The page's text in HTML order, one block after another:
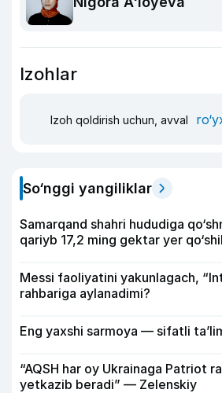
Izohlar
Izoh qoldirish uchun, avval
So‘nggi yangiliklar
Samarqand shahri hududiga
qariyb 17,2 ming gektar yer
Messi faoliyatini yakunlagach,
rahbariga aylanadimi?
Eng yaxshi sarmoya — sifatli
“AQSH har oy Ukrainaga Patriot
yetkazib beradi” — Zelenskiy